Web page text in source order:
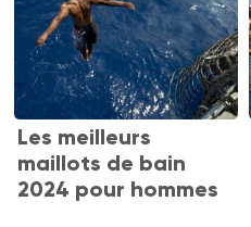
Les meilleurs
maillots de bain
2024 pour hommes